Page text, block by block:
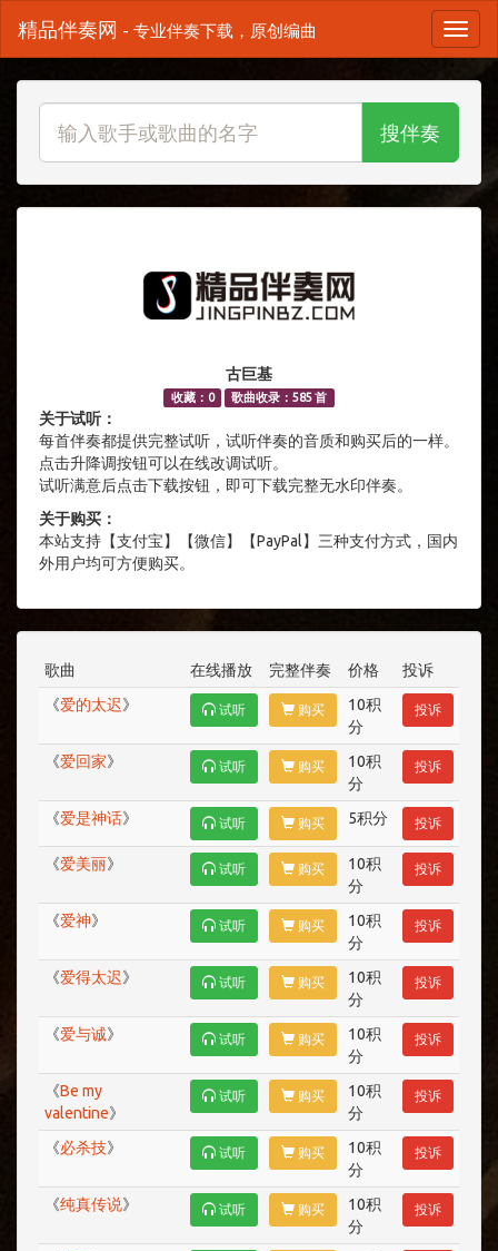
精品伴奏网 - 专业伴奏下载，原创编曲
搜伴奏
古巨基
收藏：0 歌曲收录：585 首
关于试听：
每首伴奏都提供完整试听，试听伴奏的音质和购买后的一样。
点击升降调按钮可以在线改调试听。
试听满意后点击下载按钮，即可下载完整无水印伴奏。
关于购买：
本站支持【支付宝】【微信】【PayPal】三种支付方式，国内
外用户均可方便购买。
歌曲 在线播放 完整伴奏 价格
投诉
《爱的太迟》 试听 购买
10积
分
投诉
《爱回家》 试听 购买
10积
分
投诉
《爱是神话》 试听 购买 5积分 投诉
《爱美丽》 试听 购买
10积
分
投诉
《爱神》 试听 购买
10积
分
投诉
《爱得太迟》 试听 购买
10积
分
投诉
《爱与诚》 试听 购买
10积
分
投诉
《Be my
valentine》
试听 购买
10积
分
投诉
《必杀技》 试听 购买
10积
分
投诉
《纯真传说》 试听 购买
10积
分
投诉